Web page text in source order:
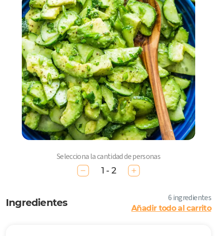
Selecciona la cantidad de personas
1 - 2
Ingredientes 6 ingredientes
Añadir todo al carrito